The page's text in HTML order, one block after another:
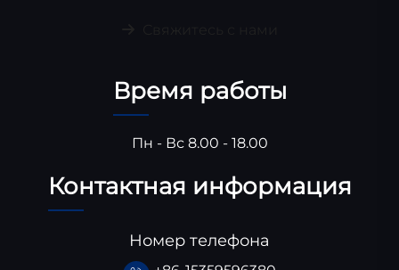
Время работы
Пн - Вс 8.00 - 18.00
Контактная информация
Номер телефона